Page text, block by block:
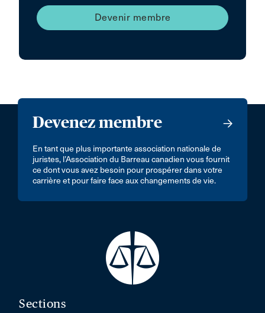
Devenir membre
Devenez membre
En tant que plus importante association nationale de
juristes, l’Association du Barreau canadien vous fournit
ce dont vous avez besoin pour prospérer dans votre
carrière et pour faire face aux changements de vie.
Sections